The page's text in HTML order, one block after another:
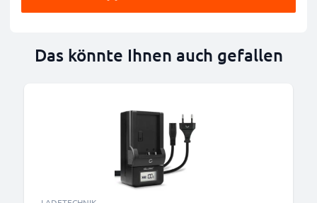
Das könnte Ihnen auch gefallen